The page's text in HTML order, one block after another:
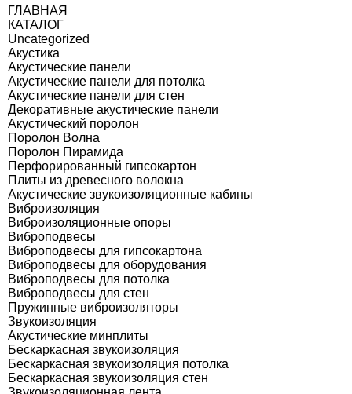
ГЛАВНАЯ
КАТАЛОГ
Uncategorized
Акустика
Акустические панели
Акустические панели для потолка
Акустические панели для стен
Декоративные акустические панели
Акустический поролон
Поролон Волна
Поролон Пирамида
Перфорированный гипсокартон
Плиты из древесного волокна
Акустические звукоизоляционные кабины
Виброизоляция
Виброизоляционные опоры
Виброподвесы
Виброподвесы для гипсокартона
Виброподвесы для оборудования
Виброподвесы для потолка
Виброподвесы для стен
Пружинные виброизоляторы
Звукоизоляция
Акустические минплиты
Бескаркасная звукоизоляция
Бескаркасная звукоизоляция потолка
Бескаркасная звукоизоляция стен